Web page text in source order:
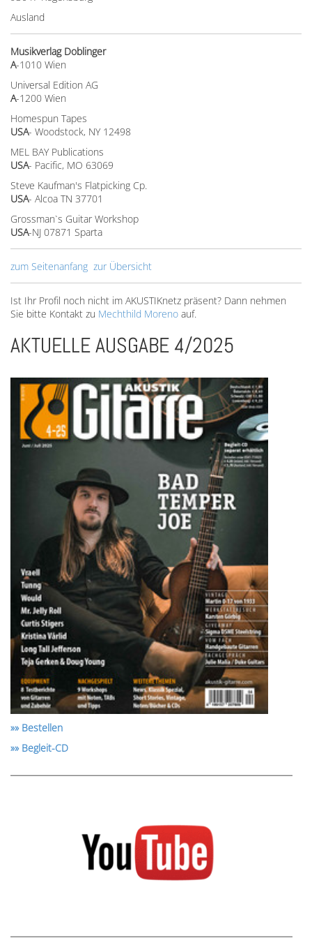
Ausland
Musikverlag Doblinger
A-1010 Wien
Universal Edition AG
A-1200 Wien
Homespun Tapes
USA- Woodstock, NY 12498
MEL BAY Publications
USA- Pacific, MO 63069
Steve Kaufman's Flatpicking Cp.
USA- Alcoa TN 37701
Grossman`s Guitar Workshop
USA-NJ 07871 Sparta
zum Seitenanfang zur Übersicht
Ist Ihr Profil noch nicht im AKUSTIKnetz präsent? Dann nehmen
Sie bitte Kontakt zu Mechthild Moreno auf.
AKTUELLE AUSGABE 4/2025
»» Bestellen
»» Begleit-CD